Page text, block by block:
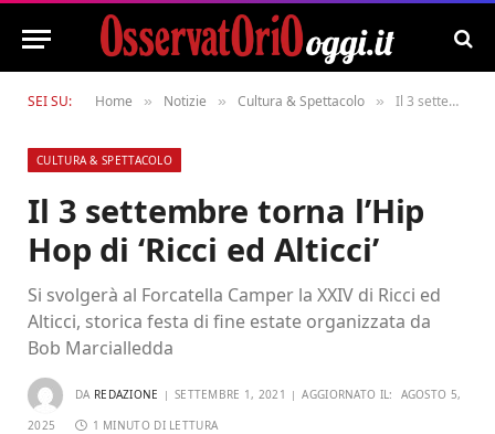
SEI SU: Home » Notizie » Cultura & Spettacolo » Il 3 settembre torna l’Hip Hop di ‘Ricci ed Alticci’
CULTURA & SPETTACOLO
Il 3 settembre torna l’Hip
Hop di ‘Ricci ed Alticci’
Si svolgerà al Forcatella Camper la XXIV di Ricci ed
Alticci, storica festa di fine estate organizzata da
Bob Marcialledda
DA REDAZIONE SETTEMBRE 1, 2021 AGGIORNATO IL: AGOSTO 5,
2025 1 MINUTO DI LETTURA